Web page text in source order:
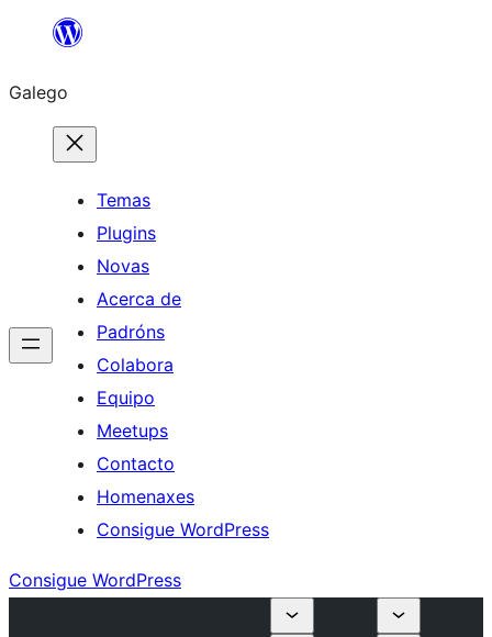
Saltar
contido
Galego
Temas
Plugins
Novas
Acerca de
Padróns
Colabora
Equipo
Meetups
Contacto
Homenaxes
Consigue WordPress
Consigue WordPress